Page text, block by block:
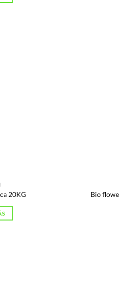
20KG Bio